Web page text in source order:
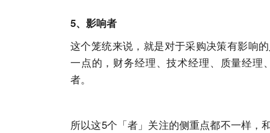
5、影响者
这个笼统来说，就是对于采购决策有影响
一点的，财务经理、技术经理、质量经
者。
所以这5个「者」关注的侧重点都不一样，